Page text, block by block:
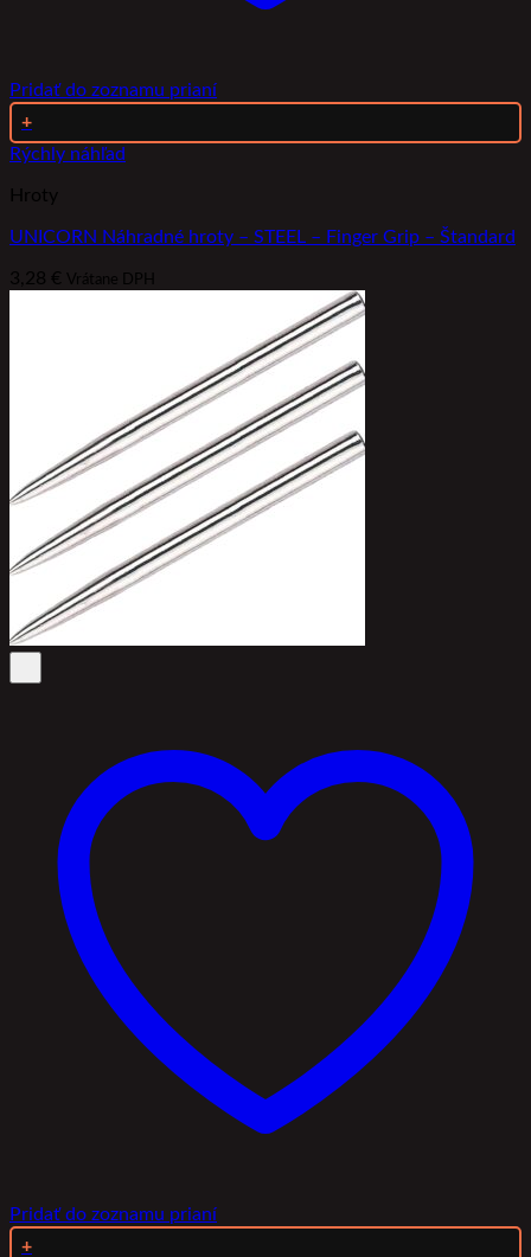
Pridať do zoznamu prianí
+
Rýchly náhľad
Hroty
UNICORN Náhradné hroty – STEEL – Finger Grip – Štandard
3,28 € Vrátane DPH
Pridať do zoznamu prianí
+